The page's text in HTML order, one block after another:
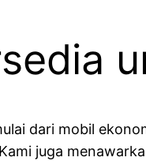
dari mobil
juga